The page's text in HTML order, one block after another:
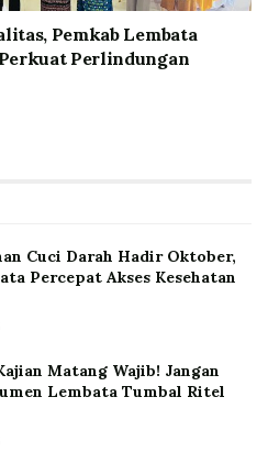
Pemkab Lembata
Perlindungan
Cuci Darah Hadir Oktober,
Percepat Akses Kesehatan
Matang Wajib! Jangan
Lembata Tumbal Ritel